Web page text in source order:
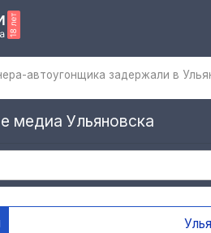
автоугонщика задержали в
медиа Ульяновска
Ульяновскую молодежь